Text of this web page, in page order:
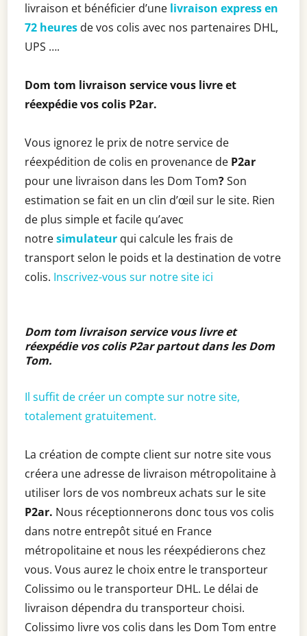
livraison et bénéficier d’une livraison express en
72 heures de vos colis avec nos partenaires DHL,
UPS ….
Dom tom livraison service vous livre et
réexpédie vos colis P2ar.
Vous ignorez le prix de notre service de
réexpédition de colis en provenance de P2ar
pour une livraison dans les Dom Tom?Son
estimation se fait en un clin d’œil sur le site. Rien
de plus simple et facile qu’avec
notresimulateur qui calcule les frais de
transport selon le poids et la destination de votre
colis. Inscrivez-vous sur notre site ici
Dom tom livraison service vous livre et
réexpédie vos colis P2ar partout dans les Dom
Tom.
Il suffit de créer un compte sur notre site,
totalement gratuitement.
La création de compte client sur notre site vous
créera une adresse de livraison métropolitaine à
utiliser lors de vos nombreux achats sur le site
P2ar. Nous réceptionnerons donc tous vos colis
dans notre entrepôt situé en France
métropolitaine et nous les réexpédierons chez
vous. Vous aurez le choix entre le transporteur
Colissimo ou le transporteur DHL. Le délai de
livraison dépendra du transporteur choisi.
Colissimo livre vos colis dans les Dom Tom entre